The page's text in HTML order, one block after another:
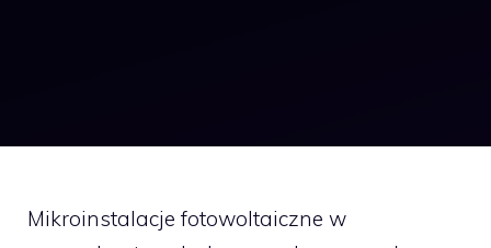
Mikroinstalacje fotowoltaiczne w